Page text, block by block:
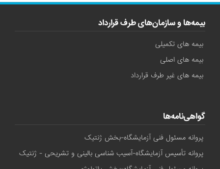
بیمه‌ها و سازمان‌های طرف قرارداد
بیمه های تکمیلی
بیمه های اصلی
بیمه های غیر طرف قرارداد
گواهی‌نامه‌ها
پروانه مسئول فنی آزمایشگاه-بخش ژنتیک
پروانه تأسیس آزمایشگاه-آسیب شناسی بالینی و تشریحی - ژنتیک